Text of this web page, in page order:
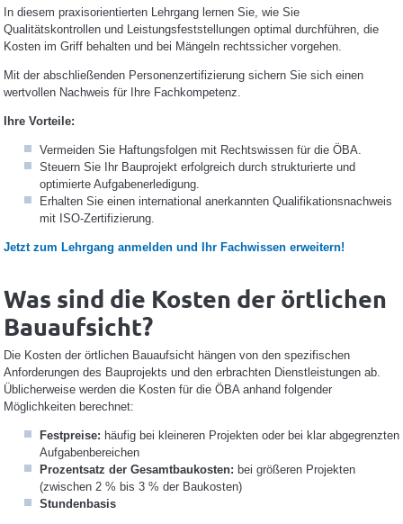
In diesem praxisorientierten Lehrgang lernen Sie, wie Sie
Qualitätskontrollen und Leistungsfeststellungen optimal durchführen, die
Kosten im Griff behalten und bei Mängeln rechtssicher vorgehen.
Mit der abschließenden Personenzertifizierung sichern Sie sich einen
wertvollen Nachweis für Ihre Fachkompetenz.
Ihre Vorteile:
Vermeiden Sie Haftungsfolgen mit Rechtswissen für die ÖBA.
Steuern Sie Ihr Bauprojekt erfolgreich durch strukturierte und
optimierte Aufgabenerledigung.
Erhalten Sie einen international anerkannten Qualifikationsnachweis
mit ISO-Zertifizierung.
Jetzt zum Lehrgang anmelden und Ihr Fachwissen erweitern!
Was sind die Kosten der örtlichen
Bauaufsicht?
Die Kosten der örtlichen Bauaufsicht hängen von den spezifischen
Anforderungen des Bauprojekts und den erbrachten Dienstleistungen ab.
Üblicherweise werden die Kosten für die ÖBA anhand folgender
Möglichkeiten berechnet:
Festpreise: häufig bei kleineren Projekten oder bei klar abgegrenzten
Aufgabenbereichen
Prozentsatz der Gesamtbaukosten: bei größeren Projekten
(zwischen 2 % bis 3 % der Baukosten)
Stundenbasis